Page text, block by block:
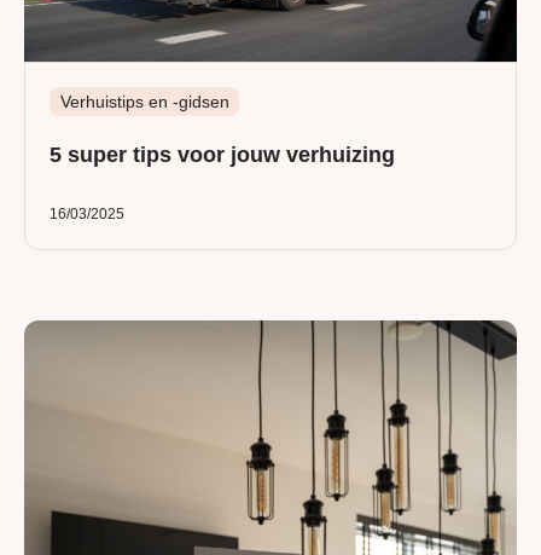
Verhuistips en -gidsen
5 super tips voor jouw verhuizing
16/03/2025